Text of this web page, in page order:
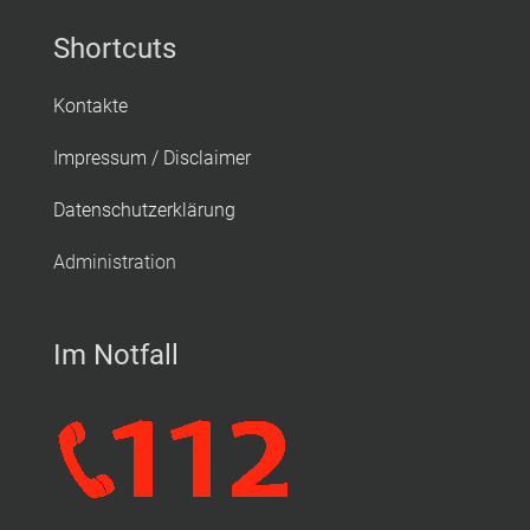
Shortcuts
Kontakte
Impressum / Disclaimer
Datenschutzerklärung
Administration
Im Notfall